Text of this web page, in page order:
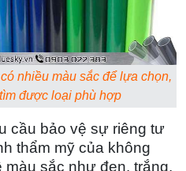
nhiều màu sắc để lựa chọn,
được loại phù hợp
cầu bảo vệ sự riêng tư
thẩm mỹ của không
sắc như đen, trắng,